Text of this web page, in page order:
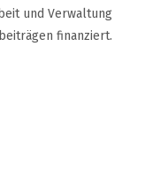
und Verwaltung
finanziert.